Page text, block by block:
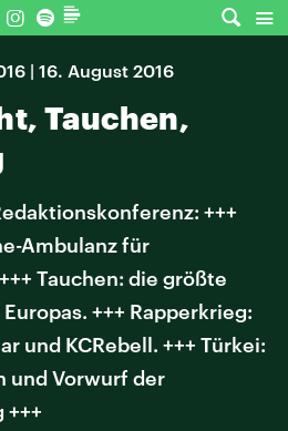
| 16. August 2016
Tauchen,
+++
Ambulanz für
Tauchen: die größte
+++ Rapperkrieg:
und KCRebell. +++ Türkei:
und Vorwurf der